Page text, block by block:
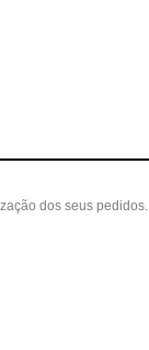
dos seus pedidos.